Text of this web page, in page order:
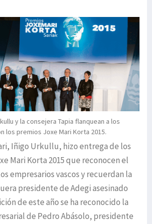
y la consejera Tapia flanquean a los
los premios Joxe Mari Korta 2015.
Iñigo Urkullu, hizo entrega de los
Mari Korta 2015 que reconocen el
empresarios vascos y recuerdan la
presidente de Adegi asesinado
de este año se ha reconocido la
de Pedro Abásolo, presidente